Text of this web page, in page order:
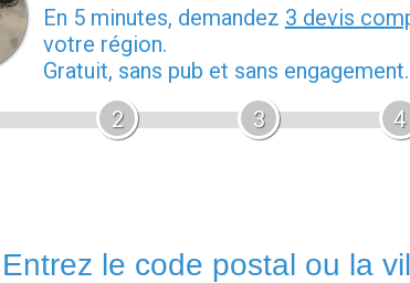
En 5 minutes, demandez 3 devis
votre région.
Gratuit, sans pub et sans engagement.
2 3 4
Entrez le code postal ou la